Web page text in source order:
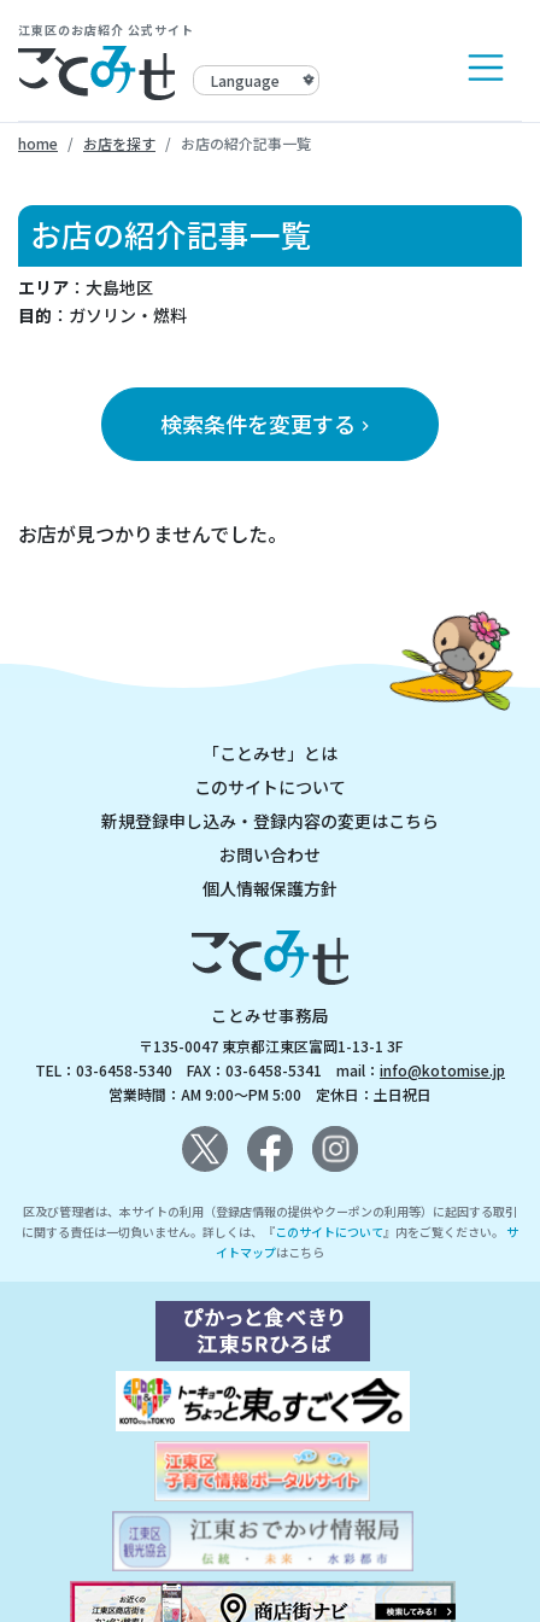
江東区のお店紹介 公式サイト
home お店を探す お店の紹介記事一覧
お店の紹介記事一覧
エリア ：大島地区
目的 ：ガソリン・燃料
検索条件を変更する keyboard_arrow_right
お店が見つかりませんでした。
「ことみせ」とは
このサイトについて
新規登録申し込み・登録内容の変更はこちら
お問い合わせ
個人情報保護方針
ことみせ事務局
〒135-0047 東京都江東区富岡1-13-1 3F
TEL：03-6458-5340 FAX：03-6458-5341 mail： info@kotomise.jp
営業時間：AM 9:00～PM 5:00 定休日：土日祝日
区及び管理者は、本サイトの利用（登録店情報の提供やクーポンの利用等）に起因する取引
に関する責任は一切負いません。詳しくは、『このサイトについて』内をご覧ください。 サ
イトマップはこちら